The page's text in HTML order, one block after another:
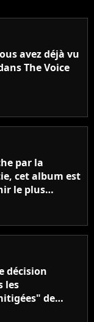
avez déjà vu
The Voice
par la
cet album est
le plus
décision
les
de
&